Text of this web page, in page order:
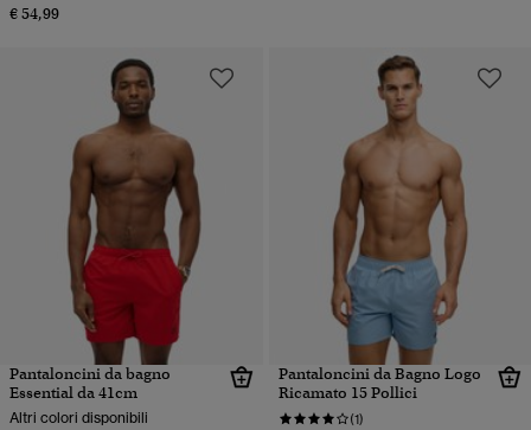
€ 54,99
Pantaloncini da bagno
Essential da 41cm
Altri colori disponibili
Pantaloncini da Bagno Logo
Ricamato 15 Pollici
(1)